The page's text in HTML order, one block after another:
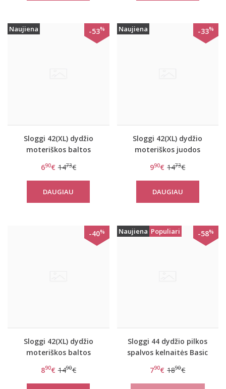
Naujiena -53%
Sloggi 42(XL) dydžio
moteriškos baltos
Pure Maxi C3P
690€ 1473€
DAUGIAU
Naujiena -33%
Sloggi 42(XL) dydžio
moteriškos juodos
Pure Maxi C3P
990€ 1473€
DAUGIAU
-40%
Sloggi 42(XL) dydžio
moteriškos baltos
Tai C3P
890€ 1490€
Naujiena Populiari -58%
Sloggi 44 dydžio pilkos
spalvos kelnaitės Basic
790€ 1890€